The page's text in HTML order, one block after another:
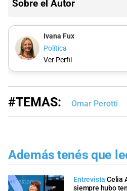
Sobre el Autor
Ivana Fux
Política
Ver Perfil
#TEMAS: Omar Perotti
Además tenés que
Entrevista Celia
siempre hubo